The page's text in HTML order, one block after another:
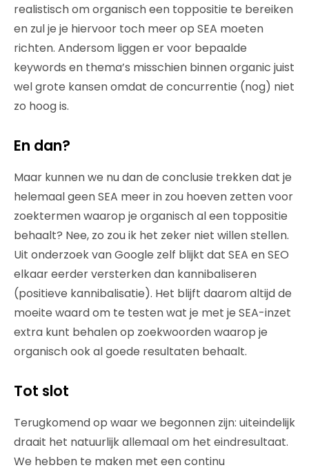
realistisch om organisch een toppositie te bereiken
en zul je je hiervoor toch meer op SEA moeten
richten. Andersom liggen er voor bepaalde
keywords en thema’s misschien binnen organic juist
wel grote kansen omdat de concurrentie (nog) niet
zo hoog is.
En dan?
Maar kunnen we nu dan de conclusie trekken dat je
helemaal geen SEA meer in zou hoeven zetten voor
zoektermen waarop je organisch al een toppositie
behaalt? Nee, zo zou ik het zeker niet willen stellen.
Uit onderzoek van Google zelf blijkt dat SEA en SEO
elkaar eerder versterken dan kannibaliseren
(positieve kannibalisatie). Het blijft daarom altijd de
moeite waard om te testen wat je met je SEA-inzet
extra kunt behalen op zoekwoorden waarop je
organisch ook al goede resultaten behaalt.
Tot slot
Terugkomend op waar we begonnen zijn: uiteindelijk
draait het natuurlijk allemaal om het eindresultaat.
We hebben te maken met een continu